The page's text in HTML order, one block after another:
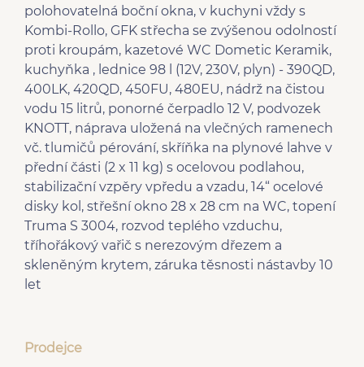
polohovatelná boční okna, v kuchyni vždy s
Kombi-Rollo, GFK střecha se zvýšenou odolností
proti kroupám, kazetové WC Dometic Keramik,
kuchyňka , lednice 98 l (12V, 230V, plyn) - 390QD,
400LK, 420QD, 450FU, 480EU, nádrž na čistou
vodu 15 litrů, ponorné čerpadlo 12 V, podvozek
KNOTT, náprava uložená na vlečných ramenech
vč. tlumičů pérování, skříňka na plynové lahve v
přední části (2 x 11 kg) s ocelovou podlahou,
stabilizační vzpěry vpředu a vzadu, 14“ ocelové
disky kol, střešní okno 28 x 28 cm na WC, topení
Truma S 3004, rozvod teplého vzduchu,
tříhořákový vařič s nerezovým dřezem a
skleněným krytem, záruka těsnosti nástavby 10
let
Prodejce